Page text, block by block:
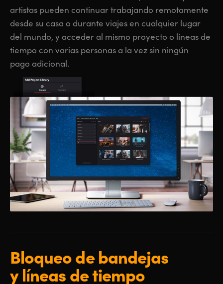
artistas pueden continuar trabajando remotamente
desde su casa o durante viajes en cualquier lugar
del mundo, y acceder al mismo proyecto o líneas de
tiempo con varias personas a la vez sin ningún
pago adicional.
Bloqueode bandejas
y líneas de tiempo